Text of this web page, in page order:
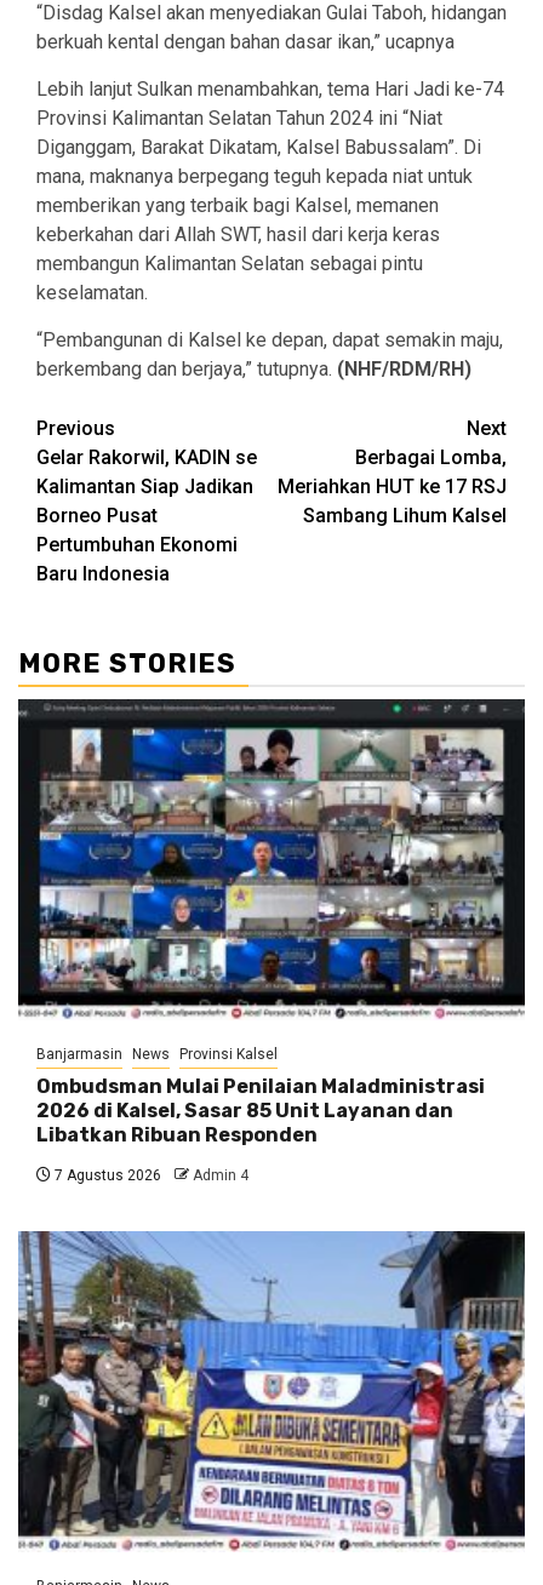
“Disdag Kalsel akan menyediakan Gulai Taboh, hidangan
berkuah kental dengan bahan dasar ikan,” ucapnya
Lebih lanjut Sulkan menambahkan, tema Hari Jadi ke-74
Provinsi Kalimantan Selatan Tahun 2024 ini “Niat
Diganggam, Barakat Dikatam, Kalsel Babussalam”. Di
mana, maknanya berpegang teguh kepada niat untuk
memberikan yang terbaik bagi Kalsel, memanen
keberkahan dari Allah SWT, hasil dari kerja keras
membangun Kalimantan Selatan sebagai pintu
keselamatan.
“Pembangunan di Kalsel ke depan, dapat semakin maju,
berkembang dan berjaya,” tutupnya. (NHF/RDM/RH)
Continue
Reading
Previous
Gelar Rakorwil, KADIN se
Kalimantan Siap Jadikan
Borneo Pusat
Pertumbuhan Ekonomi
Baru Indonesia
Next
Berbagai Lomba,
Meriahkan HUT ke 17 RSJ
Sambang Lihum Kalsel
MORE STORIES
Banjarmasin News Provinsi Kalsel
Ombudsman Mulai Penilaian Maladministrasi
2026 di Kalsel, Sasar 85 Unit Layanan dan
Libatkan Ribuan Responden
7 Agustus 2026 Admin 4